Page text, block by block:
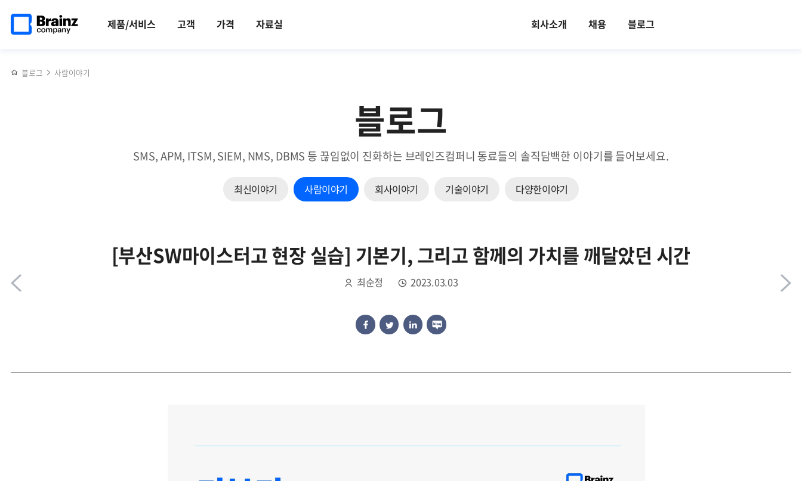
건너뛰기
제품/서비스 고객 가격 자료실 회사소개 채용 블로그
페이지로
블로그 사람이야기
블로그
SMS, APM, ITSM, SIEM, NMS, DBMS 등 끊임없이 진화하는 브레인즈컴퍼니 동료들의 솔직담백한 이야기를 들어보세요.
최신이야기 사람이야기 회사이야기 기술이야기 다양한이야기
ABC뉴스]
구글
[부산SW마이스터고 현장 실습] 기본기, 그리고 함께의 가치를 깨달았던 시간
최순정 2023.03.03
공유하기
공유하기
공유하기
공유하기
장기근속자
인터뷰]